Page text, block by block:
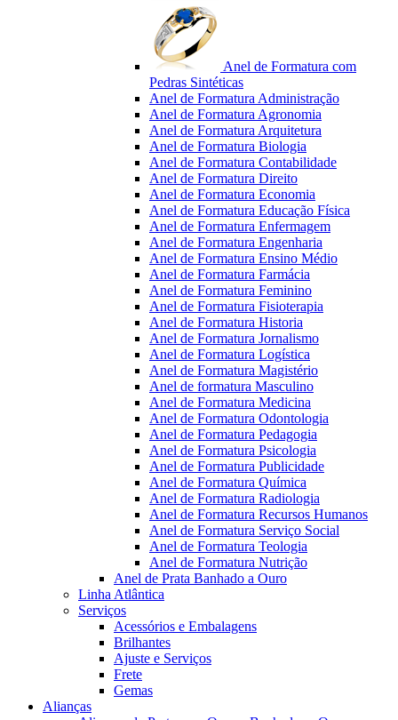
Anel de Formatura com
Pedras Sintéticas
Anel de Formatura Administração
Anel de Formatura Agronomia
Anel de Formatura Arquitetura
Anel de Formatura Biologia
Anel de Formatura Contabilidade
Anel de Formatura Direito
Anel de Formatura Economia
Anel de Formatura Educação Física
Anel de Formatura Enfermagem
Anel de Formatura Engenharia
Anel de Formatura Ensino Médio
Anel de Formatura Farmácia
Anel de Formatura Feminino
Anel de Formatura Fisioterapia
Anel de Formatura Historia
Anel de Formatura Jornalismo
Anel de Formatura Logística
Anel de Formatura Magistério
Anel de formatura Masculino
Anel de Formatura Medicina
Anel de Formatura Odontologia
Anel de Formatura Pedagogia
Anel de Formatura Psicologia
Anel de Formatura Publicidade
Anel de Formatura Química
Anel de Formatura Radiologia
Anel de Formatura Recursos Humanos
Anel de Formatura Serviço Social
Anel de Formatura Teologia
Anel de Formatura Nutrição
Anel de Prata Banhado a Ouro
Linha Atlântica
Serviços
Acessórios e Embalagens
Brilhantes
Ajuste e Serviços
Frete
Gemas
Alianças